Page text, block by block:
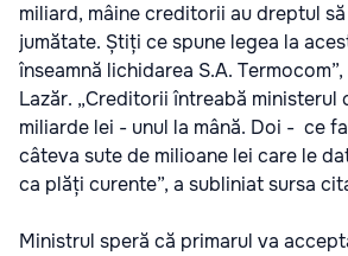
miliard, mâine creditorii au dreptul
jumătate. Știți ce spune legea la
înseamnă lichidarea S.A.
Lazăr. „Creditorii întreabă ministerul
miliarde lei - unul la mână. Doi - ce
câteva sute de milioane lei care le
ca plăți curente”, a subliniat sursa
Ministrul speră că primarul va